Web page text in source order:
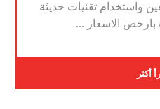
واستخدام تقنيات حديثة
بارخص الاسعار ...
أكثر